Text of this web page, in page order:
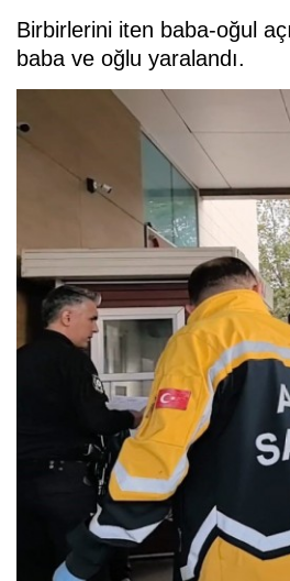
Birbirlerini iten baba-oğul
baba ve oğlu yaralandı.